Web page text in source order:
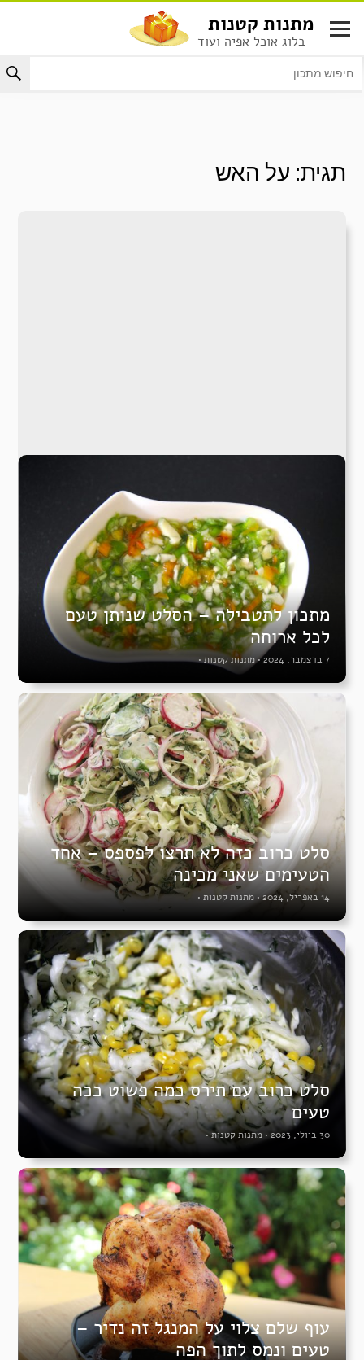
לתוכן
מתנות קטנות
בלוג אוכל אפיה ועוד
תגית: על האש
מתכון לתטבילה – הסלט שנותן טעם
לכל ארוחה
7 בדצמבר, 2024 •מתנות קטנות •
סלט כרוב כזה לא תרצו לפספס – אחד
הטעימים שאני מכינה
14 באפריל, 2024 •מתנות קטנות •
סלט כרוב עם תירס כמה פשוט ככה
טעים
30 ביולי, 2023 • מתנות קטנות •
עוף שלם צלוי על המנגל זה נדיר –
טעים ונמס לתוך הפה